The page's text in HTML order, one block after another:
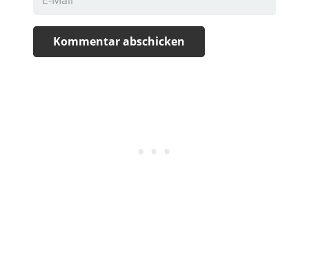
Kommentar abschicken